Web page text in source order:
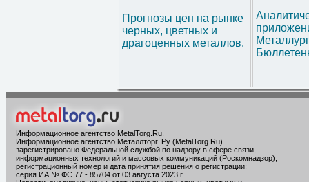
Прогнозы цен на рынке
черных, цветных и
драгоценных металлов.
Информационное агентство MetalTorg.Ru
Информационное агентство Металлторг. Ру (MetalTorg.Ru)
зарегистрировано Федеральной службой по надзору в сфере связи,
информационных технологий и массовых коммуникаций (Роскомнадзор),
регистрационный номер и дата принятия решения о регистрации:
серия ИА № ФС 77 - 85704 от 03 августа 2023 г.